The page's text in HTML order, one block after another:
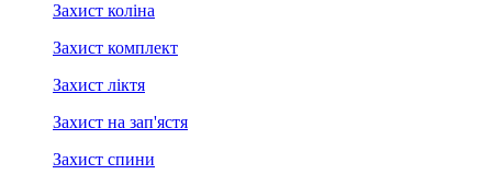
Захист коліна
Захист комплект
Захист ліктя
Захист на зап'ястя
Захист спини